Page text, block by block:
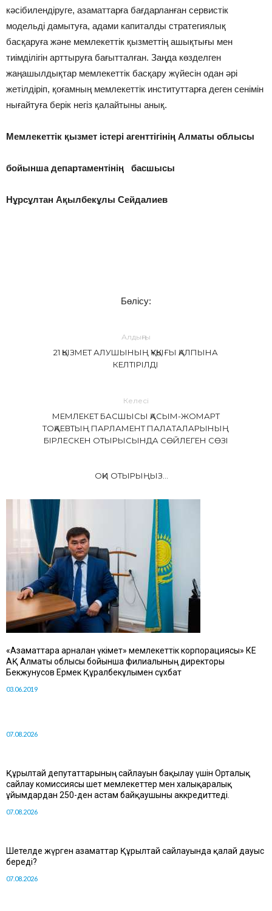
кәсібилендіруге, азаматтарға бағдарланған сервистік
модельді дамытуға, адами капиталды стратегиялық
басқаруға және мемлекеттік қызметтің ашықтығы мен
тиімділігін арттыруға бағытталған. Заңда көзделген
жаңашылдықтар мемлекеттік басқару жүйесін одан әрі
жетілдіріп, қоғамның мемлекеттік институттарға деген сенімін
нығайтуға берік негіз қалайтыны анық.
Мемлекеттік қызмет істері агенттігінің Алматы облысы
бойынша департаментінің басшысы
Нұрсұлтан Ақылбекұлы Сейдалиев
Бөлісу:
Алдыңғы
21 ҚЫЗМЕТ АЛУШЫНЫҢ ҚҰҚЫҒЫ ҚАЛПЫНА
КЕЛТІРІЛДІ
Келесі
МЕМЛЕКЕТ БАСШЫСЫ ҚАСЫМ-ЖОМАРТ
ТОҚАЕВТЫҢ ПАРЛАМЕНТ ПАЛАТАЛАРЫНЫҢ
БІРЛЕСКЕН ОТЫРЫСЫНДА СӨЙЛЕГЕН СӨЗІ
ОҚИ ОТЫРЫҢЫЗ...
«Азаматтарға арналған үкімет» мемлекеттік корпорациясы» КЕ
АҚ Алматы облысы бойынша филиалының директоры
Бекжунусов Ермек Құралбекұлымен сұхбат
03.06.2019
07.08.2026
Құрылтай депутаттарының сайлауын бақылау үшін Орталық
сайлау комиссиясы шет мемлекеттер мен халықаралық
ұйымдардан 250-ден астам байқаушыны аккредиттеді.
07.08.2026
Шетелде жүрген азаматтар Құрылтай сайлауында қалай дауыс
береді?
07.08.2026